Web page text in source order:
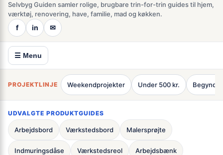
Selvbyg Guiden samler rolige, brugbare trin-for-trin guides til hjem,
værktøj, renovering, have, familie, mad og køkken.
f in ✉
☰ Menu
PROJEKTLINJE Weekendprojekter Under 500 kr.
UDVALGTE PRODUKTGUIDES
Arbejdsbord Værkstedsbord Malersprøjte
Indmuringsdåse Værkstedsreol Arbejdsbænk